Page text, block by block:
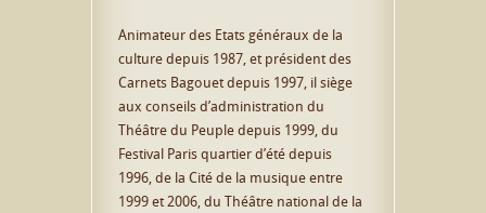
Animateur des Etats généraux de la
culture depuis 1987, et président des
Carnets Bagouet depuis 1997, il siège
aux conseils d’administration du
Théâtre du Peuple depuis 1999, du
Festival Paris quartier d’été depuis
1996, de la Cité de la musique entre
1999 et 2006, du Théâtre national de la